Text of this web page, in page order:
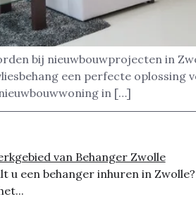
bij nieuwbouwprojecten in
een perfecte oplossing
in […]
van Behanger Zwolle
u een behanger inhuren in